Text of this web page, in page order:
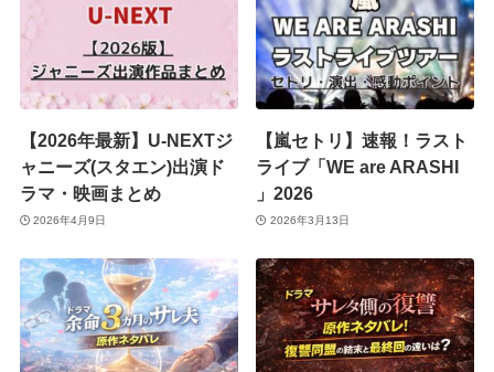
【2026年最新】U-NEXTジ
ャニーズ(スタエン)出演ド
ラマ・映画まとめ
2026年4月9日
【嵐セトリ】速報！ラスト
ライブ「WE are ARASHI
」2026
2026年3月13日